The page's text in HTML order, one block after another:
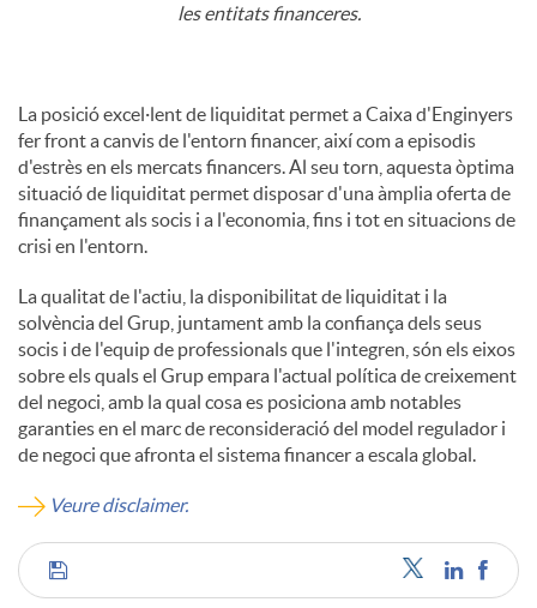
les entitats financeres.
La posició excel·lent de liquiditat permet a Caixa d'Enginyers
fer front a canvis de l'entorn financer, així com a episodis
d'estrès en els mercats financers. Al seu torn, aquesta òptima
situació de liquiditat permet disposar d'una àmplia oferta de
finançament als socis i a l'economia, fins i tot en situacions de
crisi en l'entorn.
La qualitat de l'actiu, la disponibilitat de liquiditat i la
solvència del Grup, juntament amb la confiança dels seus
socis i de l'equip de professionals que l'integren, són els eixos
sobre els quals el Grup empara l'actual política de creixement
del negoci, amb la qual cosa es posiciona amb notables
garanties en el marc de reconsideració del model regulador i
de negoci que afronta el sistema financer a escala global.
Veure disclaimer.